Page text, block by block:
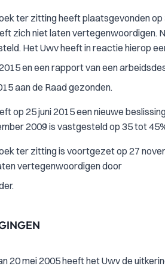
ter zitting heeft plaatsgevonden op
zich niet laten vertegenwoordigen.
Het Uwv heeft in reactie hierop
en een rapport van een
aan de Raad gezonden.
op 25 juni 2015 een nieuwe
2009 is vastgesteld op 35 tot
ter zitting is voortgezet op 27
vertegenwoordigen door
20 mei 2005 heeft het Uwv de